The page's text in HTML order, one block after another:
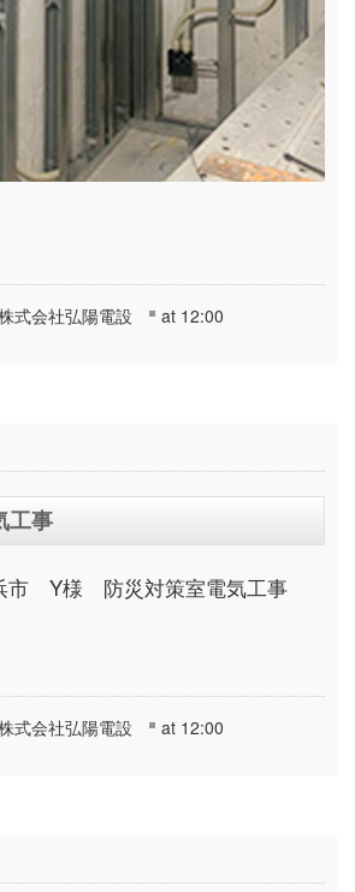
式会社弘陽電設 at 12:00
工事
市 Y様 防災対策室電気工事
式会社弘陽電設 at 12:00